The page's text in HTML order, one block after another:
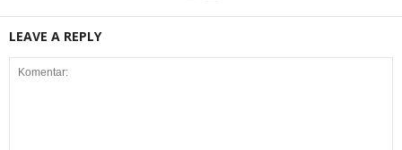
LEAVE A REPLY